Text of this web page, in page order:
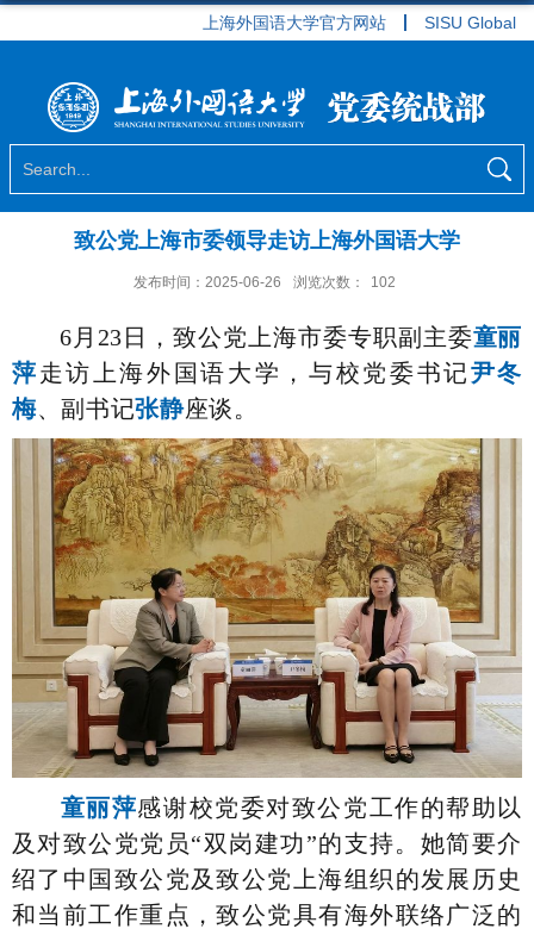
上海外国语大学官方网站 SISU Global
致公党上海市委领导走访上海外国语大学
发布时间：2025-06-26 浏览次数： 102
6 月 23 日，致公党上海市委专职副主委童丽
萍走访上海外国语大学，与校党委书记尹冬
梅、副书记张静座谈。
童丽萍感谢校党委对致公党工作的帮助以
及对致公党党员“双岗建功”的支持。她简要介
绍了中国致公党及致公党上海组织的发展历史
和当前工作重点，致公党具有海外联络广泛的